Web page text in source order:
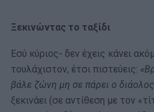
Ξεκινώντας το ταξίδι
Εσύ κύριος- δεν έχεις κάνει
τουλάχιστον, έτσι πιστεύεις:
βάλε ζώνη μη σε πάρει ο
ξεκινάει (σε αντίθεση με τον